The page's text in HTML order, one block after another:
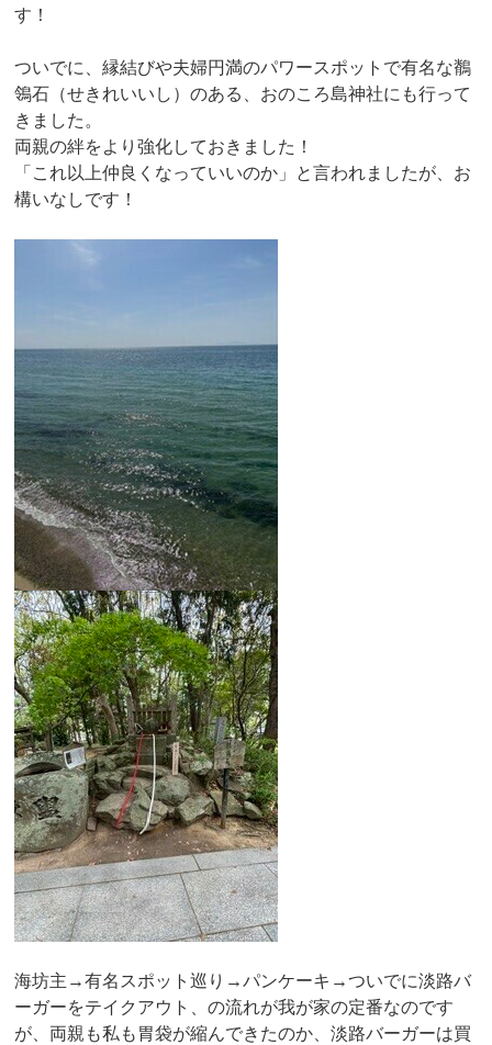
す！
ついでに、縁結びや夫婦円満のパワースポットで有名な鶺
鴒石（せきれいいし）のある、おのころ島神社にも行って
きました。
両親の絆をより強化しておきました！
「これ以上仲良くなっていいのか」と言われましたが、お
構いなしです！
海坊主→有名スポット巡り→パンケーキ→ついでに淡路バ
ーガーをテイクアウト、の流れが我が家の定番なのです
が、両親も私も胃袋が縮んできたのか、淡路バーガーは買